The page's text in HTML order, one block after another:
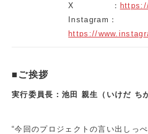
X ：
Instagram：
https://
■ご挨拶
実行委員長：池田 親生（いけだ ち
“今回のプロジェクトの言い出しっ